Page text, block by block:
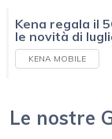
Kena regala il
le novità di
KENA MOBILE
Le nostre